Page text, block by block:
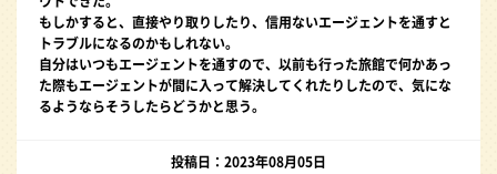
もしかすると、直接やり取りしたり、信用ないエージェントを通すと
トラブルになるのかもしれない。
自分はいつもエージェントを通すので、以前も行った旅館で何かあっ
た際もエージェントが間に入って解決してくれたりしたので、気にな
るようならそうしたらどうかと思う。
投稿日：2023年08月05日